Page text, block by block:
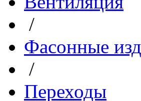
/
Фасонные
/
Переходы